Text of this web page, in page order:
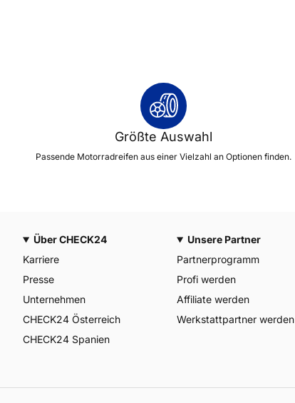
Größte Auswahl
Passende Motorradreifen aus einer Vielzahl an Optionen finden.
Über CHECK24
Karriere
Presse
Unternehmen
CHECK24 Österreich
CHECK24 Spanien
Unsere Partner
Partnerprogramm
Profi werden
Affiliate werden
Werkstattpartner werden